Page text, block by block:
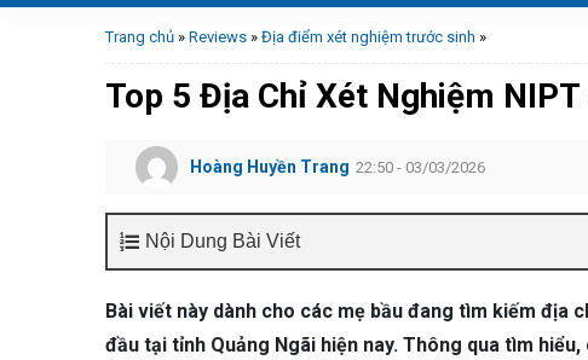
Trang chủ » Reviews » Địa điểm xét nghiệm trước sinh »
Top 5 Địa Chỉ Xét Nghiệm
Hoàng Huyền Trang 22:50 - 03/03/2026
Nội Dung Bài Viết
Bài viết này dành cho các mẹ bầu đang tìm kiếm địa
đầu tại tỉnh Quảng Ngãi hiện nay. Thông qua tìm